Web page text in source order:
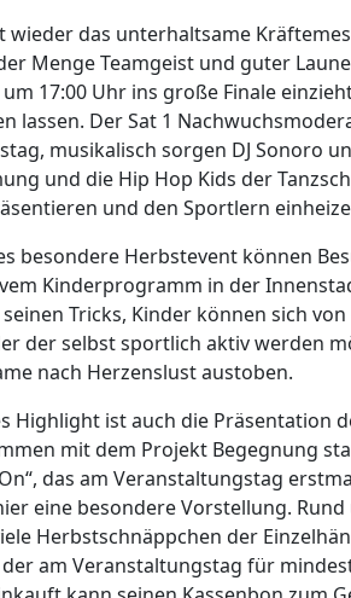
wieder das unterhaltsame
Menge Teamgeist und guter
um 17:00 Uhr ins große Finale
lassen. Der Sat 1
musikalisch sorgen DJ Sonoro
und die Hip Hop Kids der
und den Sportlern
besondere Herbstevent können
Kinderprogramm in der
Tricks, Kinder können sich
der selbst sportlich aktiv werden
nach Herzenslust austoben.
Highlight ist auch die Präsentation
mit dem Projekt Begegnung
das am Veranstaltungstag
eine besondere Vorstellung.
Herbstschnäppchen der
am Veranstaltungstag für